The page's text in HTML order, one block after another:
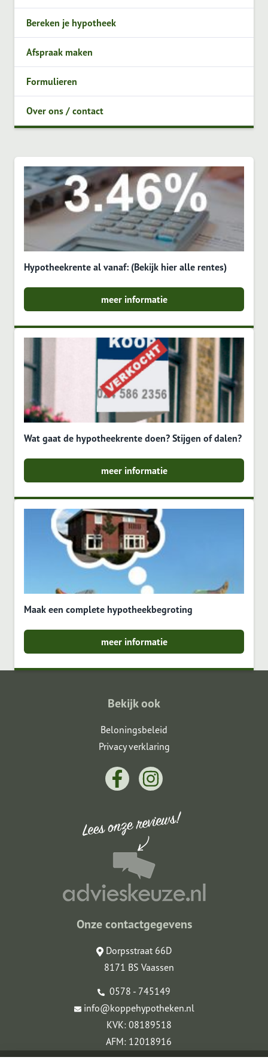
Bereken je hypotheek
Afspraak maken
Formulieren
Over ons / contact
Hypotheekrente al vanaf: (Bekijk hier alle rentes)
meer informatie
Wat gaat de hypotheekrente doen? Stijgen of dalen?
meer informatie
Maak een complete hypotheekbegroting
meer informatie
Bekijk ook
Beloningsbeleid
Privacy verklaring
Onze contactgegevens
Dorpsstraat 66D
8171 BS Vaassen
0578 - 745149
info@koppehypotheken.nl
KVK: 08189518
AFM: 12018916